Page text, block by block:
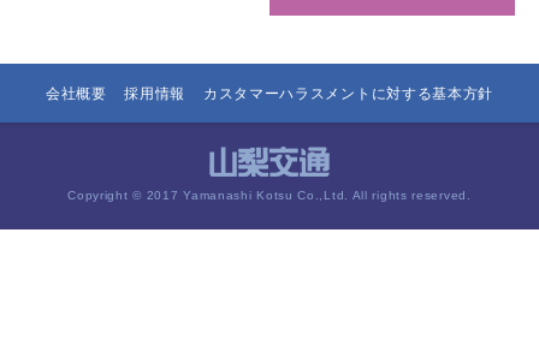
会社概要 採用情報 カスタマーハラスメントに対する基本方針
Copyright © 2017 Yamanashi Kotsu Co.,Ltd. All rights reserved.